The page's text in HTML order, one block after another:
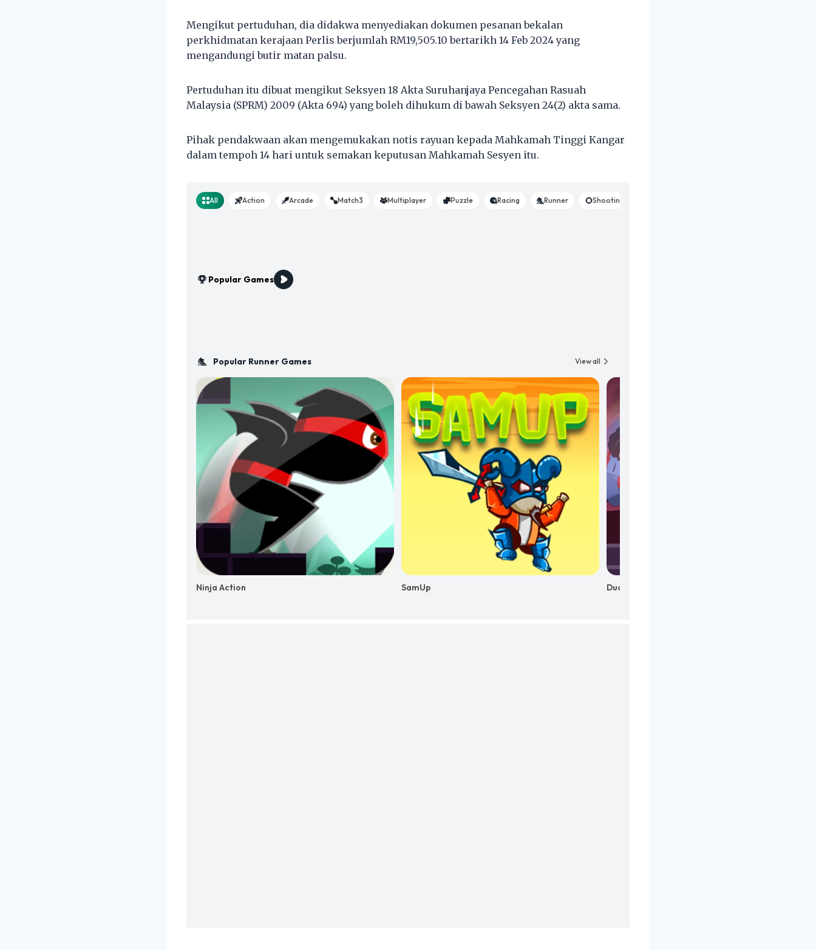
Mengikut pertuduhan, dia didakwa menyediakan dokumen pesanan bekalan
perkhidmatan kerajaan Perlis berjumlah RM19,505.10 bertarikh 14 Feb 2024 yang
mengandungi butir matan palsu.
Pertuduhan itu dibuat mengikut Seksyen 18 Akta Suruhanjaya Pencegahan Rasuah
Malaysia (SPRM) 2009 (Akta 694) yang boleh dihukum di bawah Seksyen 24(2) akta sama.
Pihak pendakwaan akan mengemukakan notis rayuan kepada Mahkamah Tinggi Kangar
dalam tempoh 14 hari untuk semakan keputusan Mahkamah Sesyen itu.